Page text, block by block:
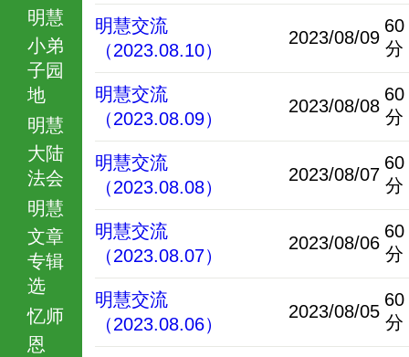
明慧
小弟
子园
地
明慧
大陆
法会
明慧
文章
专辑
选
忆师
恩
明慧交流
（2023.08.10）
2023/08/09
60
分
明慧交流
（2023.08.09）
2023/08/08
60
分
明慧交流
（2023.08.08）
2023/08/07
60
分
明慧交流
（2023.08.07）
2023/08/06
60
分
明慧交流
（2023.08.06）
2023/08/05
60
分